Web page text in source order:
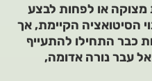
או לפחות לבצע
הסיטואציה הקיימת, אך
כבר התחילו להתעייף
עבר נורה אדומה,